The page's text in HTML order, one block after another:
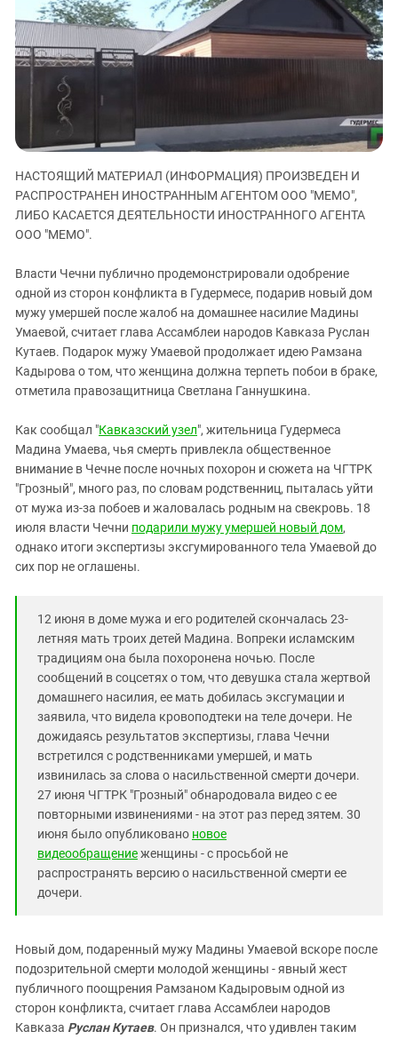
ЗАСТАВЛЯЕТ
КАВКАЗ ЗА ПАЛЕСТИНУ
ИНАКОМЫСЛИЕ В ЧЕЧНЕ
Дагестан
Ингушетия
Кабардино-Балкария
Калмыкия
Карачаево-Черкесия
Краснодарский край
Нагорный Карабах
Российская Федерация
Ростовская область
СКФО
Ставропольский край
Южная Осетия
Южный Кавказ
ЮФО
НАСТОЯЩИЙ МАТЕРИАЛ (ИНФОРМАЦИЯ) ПРОИЗВЕДЕН И
РАСПРОСТРАНЕН ИНОСТРАННЫМ АГЕНТОМ ООО "МЕМО",
ЛИБО КАСАЕТСЯ ДЕЯТЕЛЬНОСТИ ИНОСТРАННОГО АГЕНТА
ООО "МЕМО".
Власти Чечни публично продемонстрировали одобрение
одной из сторон конфликта в Гудермесе, подарив новый дом
мужу умершей после жалоб на домашнее насилие Мадины
Умаевой, считает глава Ассамблеи народов Кавказа Руслан
Кутаев. Подарок мужу Умаевой продолжает идею Рамзана
Кадырова о том, что женщина должна терпеть побои в браке,
отметила правозащитница Светлана Ганнушкина.
Как сообщал "Кавказский узел", жительница Гудермеса
Мадина Умаева, чья смерть привлекла общественное
внимание в Чечне после ночных похорон и сюжета на ЧГТРК
"Грозный", много раз, по словам родственниц, пыталась уйти
от мужа из-за побоев и жаловалась родным на свекровь. 18
июля власти Чечни подарили мужу умершей новый дом,
однако итоги экспертизы эксгумированного тела Умаевой до
сих пор не оглашены.
12 июня в доме мужа и его родителей скончалась 23-
летняя мать троих детей Мадина. Вопреки исламским
традициям она была похоронена ночью. После
сообщений в соцсетях о том, что девушка стала жертвой
домашнего насилия, ее мать добилась эксгумации и
заявила, что видела кровоподтеки на теле дочери. Не
дожидаясь результатов экспертизы, глава Чечни
встретился с родственниками умершей, и мать
извинилась за слова о насильственной смерти дочери.
27 июня ЧГТРК "Грозный" обнародовала видео с ее
повторными извинениями - на этот раз перед зятем. 30
июня было опубликовано новое
видеообращениеженщины - с просьбой не
распространять версию о насильственной смерти ее
дочери.
Новый дом, подаренный мужу Мадины Умаевой вскоре после
подозрительной смерти молодой женщины - явный жест
публичного поощрения Рамзаном Кадыровым одной из
сторон конфликта, считает глава Ассамблеи народов
Кавказа Руслан Кутаев. Он признался, что удивлен таким